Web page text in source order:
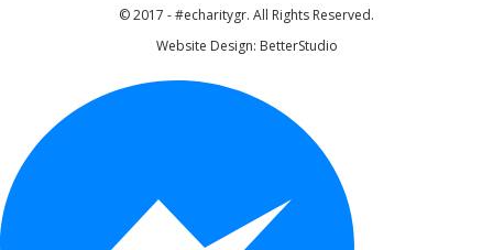
© 2017 - #echaritygr. All Rights Reserved.
Website Design: BetterStudio